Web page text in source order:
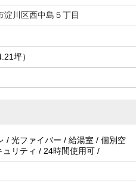
淀川区西中島５丁目
坪）
/ 光ファイバー / 給湯室 / 個別空
ュリティ / 24時間使用可 /